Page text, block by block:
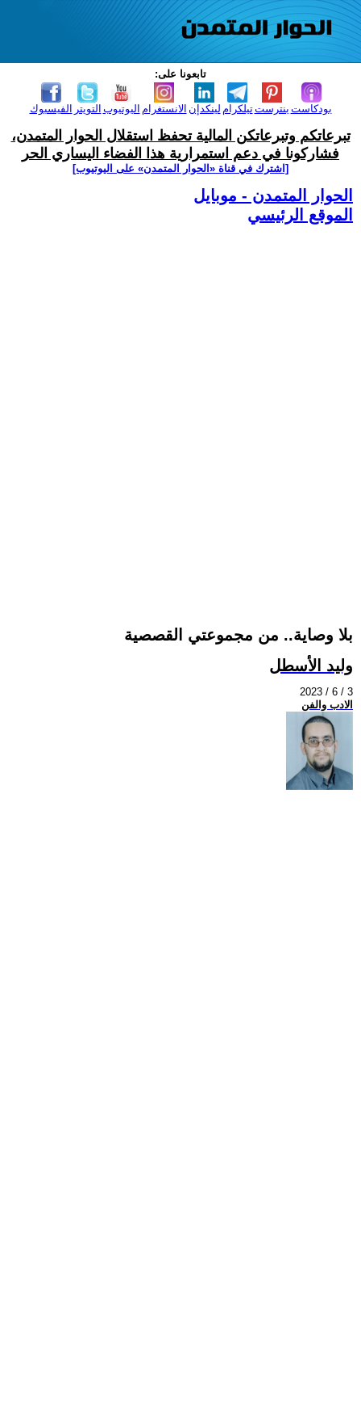
تابعونا على:
الفيسبوك التويتر اليوتيوب الانستغرام لينكدإن تيلكرامبنترست بودكاست
تبرعاتكم وتبرعاتكن المالية تحفظ استقلال الحوار المتمدن،
فشاركونا في دعم استمرارية هذا الفضاء اليساري الحر
[اشترك في قناة ‫«الحوار المتمدن» على اليوتيوب]
الحوار المتمدن - موبايل
الموقع الرئيسي
بلا وصاية.. من مجموعتي القصصية
وليد الأسطل
2023 / 6 / 3
الادب والفن